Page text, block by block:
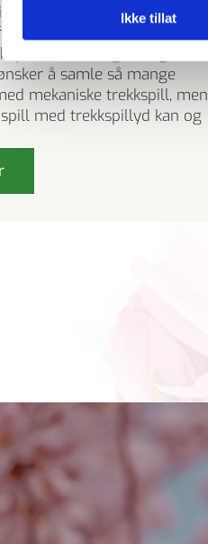
Ikke tillat
vi til nytt
der det blirr trekspilløvelser,
konserter og evangelisk
å samle så mange
mekaniske trekkspill, men
med trekkspillyd kan og